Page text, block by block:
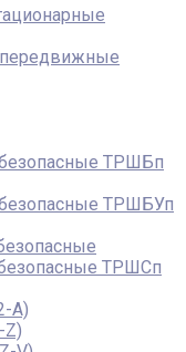
ТРШБп
ТРШБУп
ТРШСп
A)
Z)